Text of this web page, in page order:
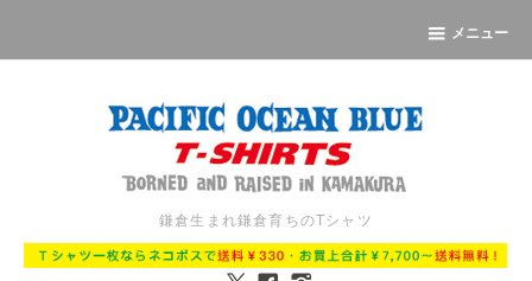
メニュー
鎌倉生まれ鎌倉育ちのTシャツ